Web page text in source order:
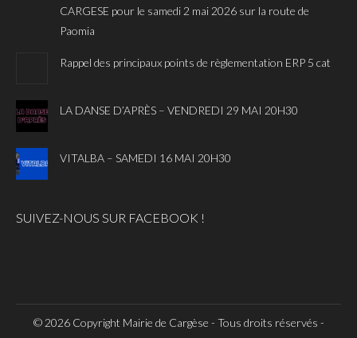
CARGESE pour le samedi 2 mai 2026 sur la route de
Paomia
Rappel des principaux points de règlementation ERP 5 cat
LA DANSE D’APRÈS – VENDREDI 29 MAI 20H30
VITALBA – SAMEDI 16 MAI 20H30
SUIVEZ-NOUS SUR FACEBOOK !
© 2026 Copyright Mairie de Cargèse - Tous droits réservés -